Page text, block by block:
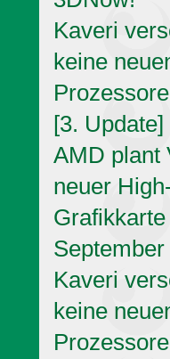
Kaveri
keine
[3. Update]
AMD plant
neuer
September
Kaveri
keine